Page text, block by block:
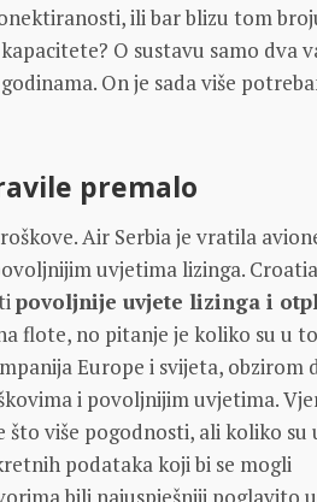
ili bar blizu tom
O sustavu samo dva
On je sada više
premalo
Air Serbia je vratila
uvjetima lizinga.
povoljnije uvjete lizinga i
flote, no pitanje je koliko su u
Europe i svijeta, obzirom
i povoljnijim uvjetima.
što više pogodnosti, ali koliko su
podataka koji bi se mogli
bili najuspješniji poglavito u